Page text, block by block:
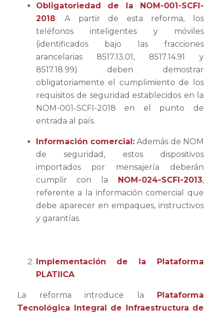
Obligatoriedad de la NOM-001-SCFI-
2018: A partir de esta reforma, los
teléfonos inteligentes y móviles
(identificados bajo las fracciones
arancelarias 8517.13.01, 8517.14.91 y
8517.18.99) deben demostrar
obligatoriamente el cumplimiento de los
requisitos de seguridad establecidos en la
NOM-001-SCFI-2018 en el punto de
entrada al país.
Información comercial:Además de NOM
de seguridad, estos dispositivos
importados por mensajería deberán
cumplir con la NOM-024-SCFI-2013,
referente a la información comercial que
debe aparecer en empaques, instructivos
y garantías.
Implementación de la Plataforma
PLATIICA
La reforma introduce la Plataforma
Tecnológica Integral de Infraestructura de